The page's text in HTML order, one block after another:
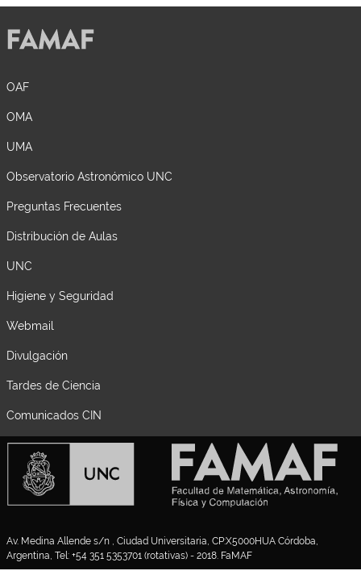
OAF
OMA
UMA
Observatorio Astronómico UNC
Preguntas Frecuentes
Distribución de Aulas
UNC
Higiene y Seguridad
Webmail
Divulgación
Tardes de Ciencia
Comunicados CIN
Av. Medina Allende s/n , Ciudad Universitaria, CP:X5000HUA Córdoba,
Argentina, Tel: +54 351 5353701 (rotativas) - 2018. FaMAF